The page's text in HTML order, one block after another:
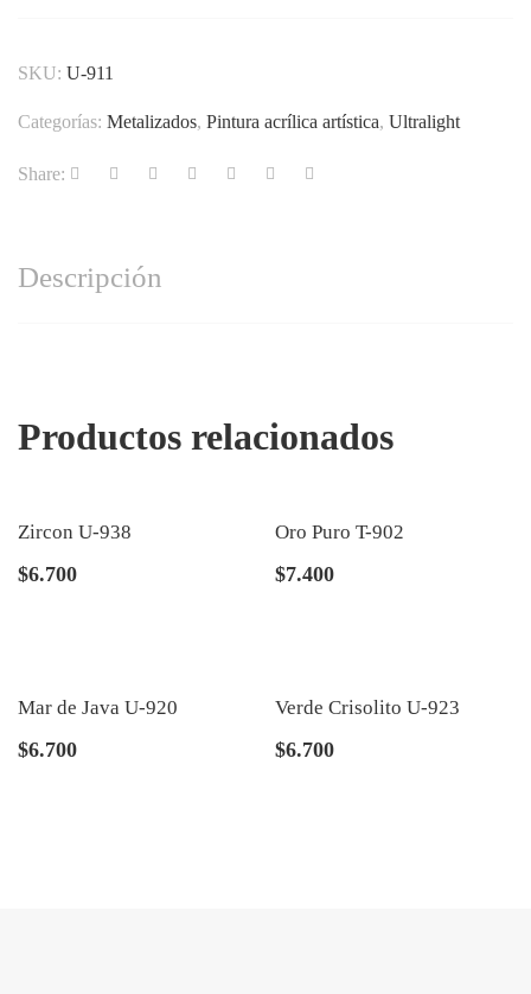
SKU: U-911
Categorías: Metalizados, Pintura acrílica artística, Ultralight
Share:
Descripción
Productos relacionados
Zircon U-938
$6.700
Oro Puro T-902
$7.400
Mar de Java U-920
$6.700
Verde Crisolito U-923
$6.700